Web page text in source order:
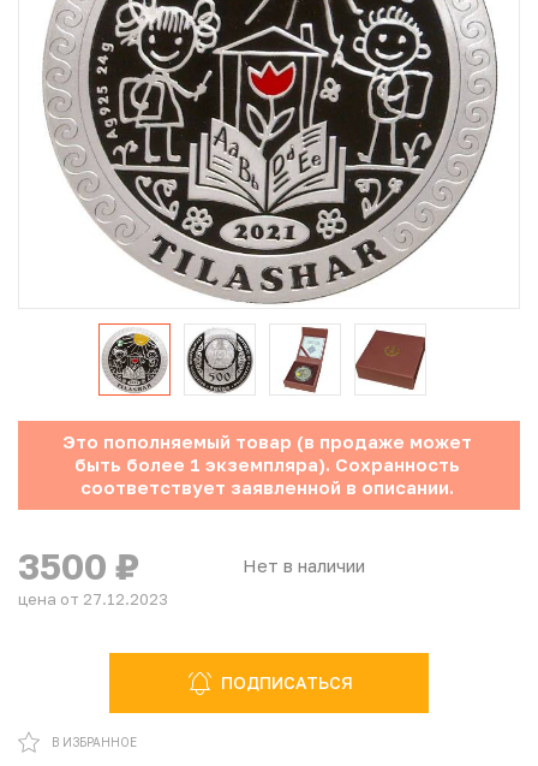
Юбилейные монеты Банка России (с 1999 года)
Памятные и инвестиционные монеты СССР и России
Иностранные монеты
Неофициальные выпуски монет (Unusual)
Античные и средневековые монеты
Инвестиционные монеты
Это пополняемый товар (в продаже может
быть более 1 экземпляра). Сохранность
соответствует заявленной в описании.
Нет в наличии
3500 ₽
цена от 27.12.2023
ПОДПИСАТЬСЯ
В ИЗБРАННОЕ